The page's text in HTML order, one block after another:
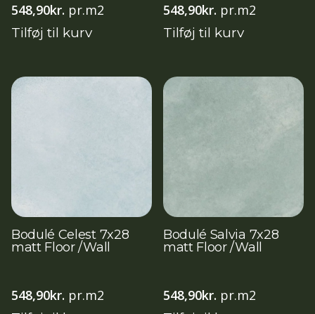
548,90kr. pr.m2
Tilføj til kurv
548,90kr. pr.m2
Tilføj til kurv
Bodulé Celest 7x28
matt Floor /Wall
548,90kr. pr.m2
Bodulé Salvia 7x28
matt Floor /Wall
548,90kr. pr.m2